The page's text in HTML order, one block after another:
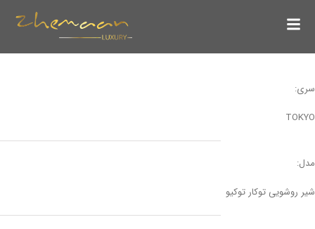
سری:
TOKYO
مدل:
شیر روشویی توکار توکیو